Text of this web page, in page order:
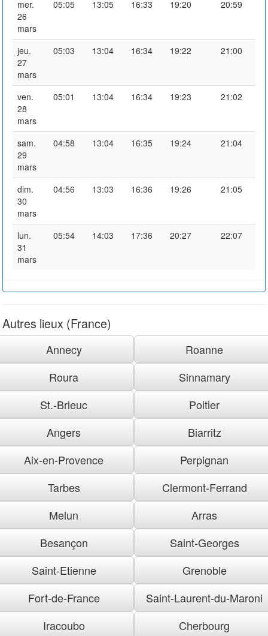
mer.
26
mars
05:05 13:05 16:33 19:20 20:59
jeu.
27
mars
05:03 13:04 16:34 19:22 21:00
ven.
28
mars
05:01 13:04 16:34 19:23 21:02
sam.
29
mars
04:58 13:04 16:35 19:24 21:04
dim.
30
mars
04:56 13:03 16:36 19:26 21:05
lun.
31
mars
05:54 14:03 17:36 20:27 22:07
Autres lieux (France)
Annecy
Roanne
Roura
Sinnamary
St.-Brieuc
Poitier
Angers
Biarritz
Aix-en-Provence
Perpignan
Tarbes
Clermont-Ferrand
Melun
Arras
Besançon
Saint-Georges
Saint-Etienne
Grenoble
Fort-de-France
Saint-Laurent-du-Maroni
Iracoubo
Cherbourg